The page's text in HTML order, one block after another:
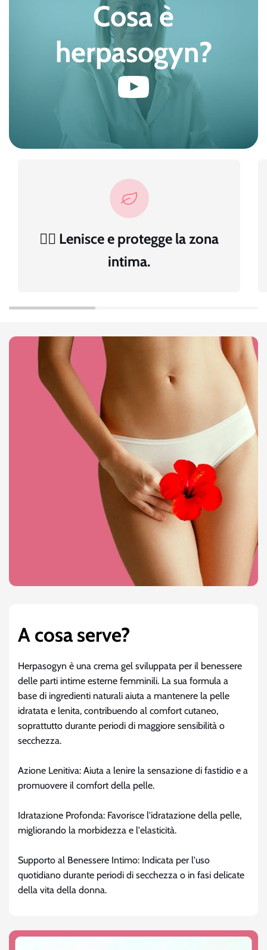
Cosa è
herpasogyn?
Riproduci
👩‍⚕️ Lenisce e protegge la zona
intima.
A cosa serve?
Herpasogyn è una crema gel sviluppata per il benessere
delle parti intime esterne femminili. La sua formula a
base di ingredienti naturali aiuta a mantenere la pelle
idratata e lenita, contribuendo al comfort cutaneo,
soprattutto durante periodi di maggiore sensibilità o
secchezza.
Azione Lenitiva: Aiuta a lenire la sensazione di fastidio e a
promuovere il comfort della pelle.
Idratazione Profonda: Favorisce l'idratazione della pelle,
migliorando la morbidezza e l'elasticità.
Supporto al Benessere Intimo: Indicata per l'uso
quotidiano durante periodi di secchezza o in fasi delicate
della vita della donna.